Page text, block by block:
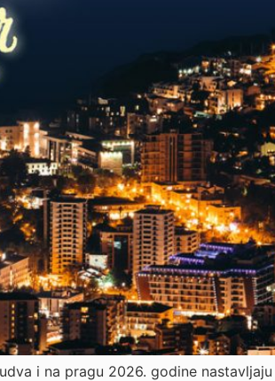
i na pragu 2026. godine nastavljaju